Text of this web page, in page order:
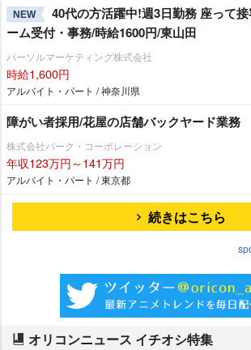
NEW
40代の方活躍中!週3日勤務 座って
ーム受付・事務/時給1600円/東山田
パーソルマーケティング株式会社
時給1,600円
アルバイト・パート / 神奈川県
障がい者採用/花屋の店舗バックヤード業務
株式会社パーク・コーポレーション
年収123万円～141万円
アルバイト・パート / 東京都
続きはこちら
オリコンニュース イチオシ特集